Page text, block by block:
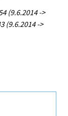
(9.6.2014 ->
(9.6.2014 ->